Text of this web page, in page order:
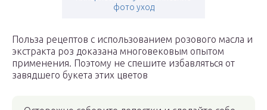
фото уход
Польза рецептов с использованием розового масла и
экстракта роз доказана многовековым опытом
применения. Поэтому не спешите избавляться от
завядшего букета этих цветов